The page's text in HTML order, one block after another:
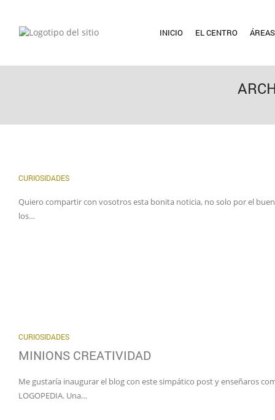
INICIO EL CENTRO ÁREAS
CURIOSIDADES
Quiero compartir con vosotros esta bonita noticia, no solo por el
los…
CURIOSIDADES
MINIONS CREATIVIDAD
Me gustaría inaugurar el blog con este simpático post y enseñaros
LOGOPEDIA. Una…